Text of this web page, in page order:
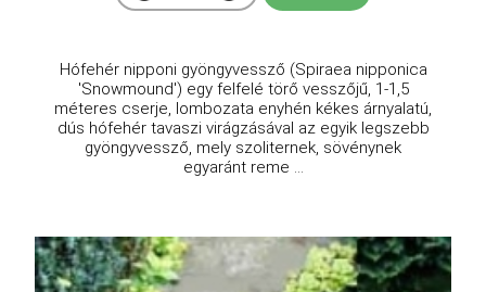
Hófehér nipponi gyöngyvessző (Spiraea nipponica
'Snowmound') egy felfelé törő vesszőjű, 1-1,5
méteres cserje, lombozata enyhén kékes árnyalatú,
dús hófehér tavaszi virágzásával az egyik legszebb
gyöngyvessző, mely szoliternek, sövénynek
egyaránt reme ...